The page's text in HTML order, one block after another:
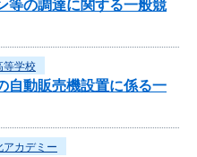
等の調達に関する一般競
等学校
自動販売機設置に係る一
アカデミー